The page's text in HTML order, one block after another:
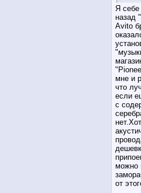
Я себе
назад
Avito
мне и
что
если
с
можно
от